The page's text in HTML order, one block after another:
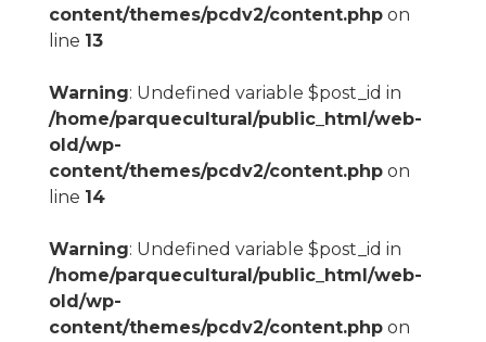
content/themes/pcdv2/content.phpon
line 13
Warning: Undefined variable $post_id in
/home/parquecultural/public_html/web-
old/wp-
content/themes/pcdv2/content.phpon
line 14
Warning: Undefined variable $post_id in
/home/parquecultural/public_html/web-
old/wp-
content/themes/pcdv2/content.phpon